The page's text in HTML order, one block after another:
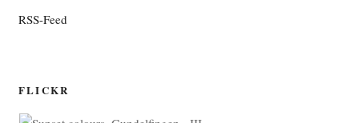
RSS-Feed
FLICKR